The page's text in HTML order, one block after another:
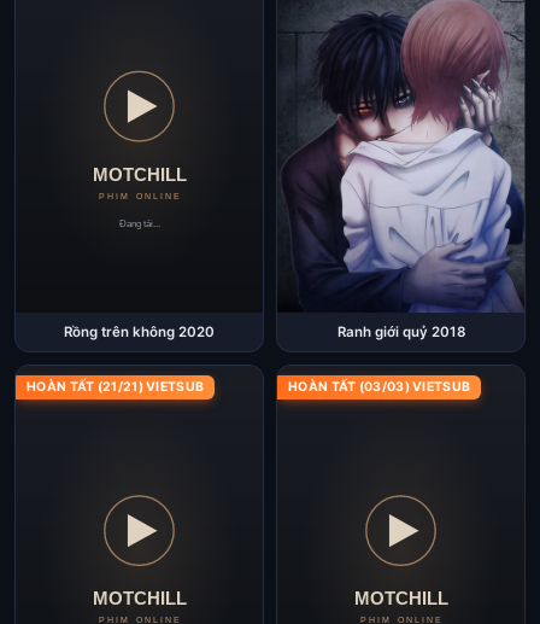
Rồng trên không 2020 Ranh giới quỷ 2018
HOÀN TẤT (21/21) VIETSUB HOÀN TẤT (03/03) VIETSUB